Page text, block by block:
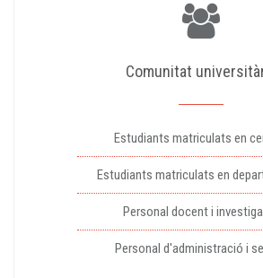
Comunitat
Estudiants matriculats en
Estudiants matriculats en
Personal docent i
Personal d'administració i